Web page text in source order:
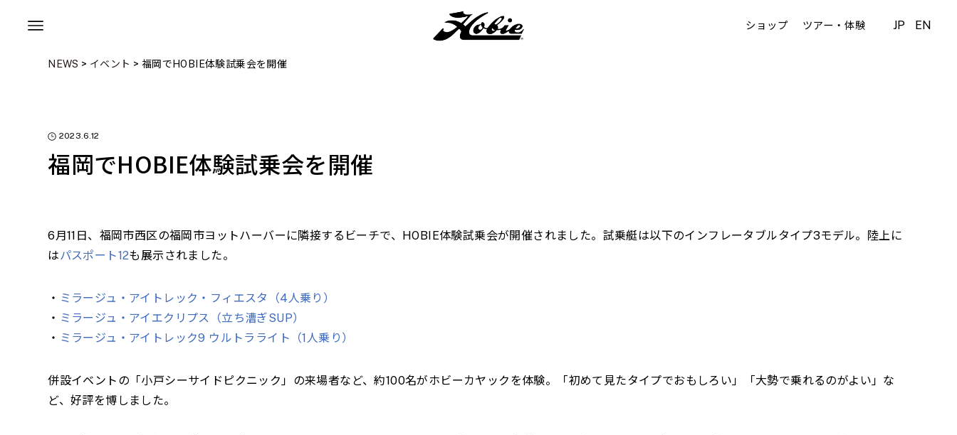
ショップ ツアー・体験 JP EN
NEWS > イベント > 福岡でHOBIE体験試乗会を開催
2023.6.12
福岡でHOBIE体験試乗会を開催
6月11日、福岡市西区の福岡市ヨットハーバーに隣接するビーチで、HOBIE体験試乗会が開催されました。試乗艇は以下のインフレータブルタイプ3モデル。陸上に
はパスポート12も展示されました。
・ ミラージュ・アイトレック・フィエスタ（4人乗り）
・ ミラージュ・アイエクリプス（立ち漕ぎSUP）
・ ミラージュ・アイトレック9 ウルトラライト（1人乗り）
併設イベントの「小戸シーサイドピクニック」の来場者など、約100名がホビーカヤックを体験。「初めて見たタイプでおもしろい」「大勢で乗れるのがよい」な
ど、好評を博しました。